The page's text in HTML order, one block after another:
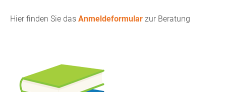
Hier finden Sie das Anmeldeformular zur Beratung